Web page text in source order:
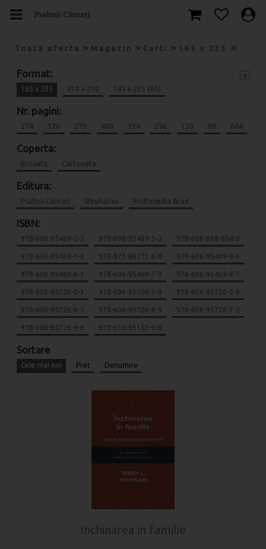
Toata oferta > Magazin > Carti > 165 x 235
Format:
165 x 235 210 x 210 145 x 205 (A5)
Nr. pagini:
274 120 270 400 334 256 120 80 664
Coperta:
Brosata Cartonata
Editura:
Psalmii Cantati Stephanus Multimedia Arad
ISBN:
978-606-95469-2-5 978-606-95469-3-2 978-606-698-054-8
978-606-95469-1-8 978-973-88771-6-0 978-606-95469-0-1
978-606-95469-6-3 978-606-95469-7-0 978-606-95469-8-7
978-606-95726-0-3 978-606-95726-1-0 978-606-95726-5-8
978-606-95726-6-5 978-606-95726-8-9 978-606-95726-7-2
978-606-95726-9-6 978-630-95153-0-8
Sortare
Cele mai noi Pret Denumire
Inchinarea in familie